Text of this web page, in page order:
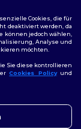
Map
Cookies, die für
deaktiviert werden, da
können jedoch wählen,
Analyse und
möchten.
Sie diese kontrollieren
Cookies Policyund
hast
Rabatt zu
wen kaufst du